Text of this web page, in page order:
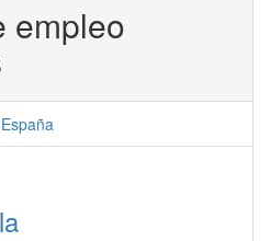
empleo
España